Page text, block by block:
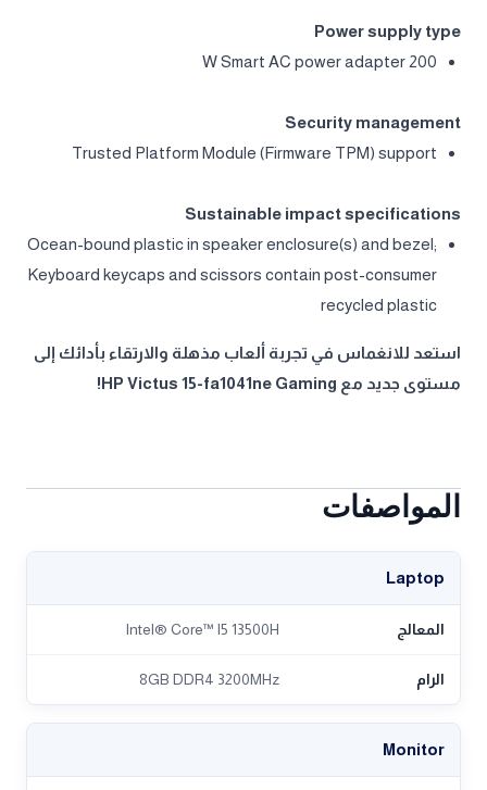
Power supply type
200 W Smart AC power adapter
Security management
Trusted Platform Module (Firmware TPM) support
Sustainable impact specifications
Ocean-bound plastic in speaker enclosure(s) and bezel;
Keyboard keycaps and scissors contain post-consumer
recycled plastic
استعد للانغماس في تجربة ألعاب مذهلة والارتقاء بأدائك إلى
مستوى جديد مع HP Victus 15-fa1041ne Gaming!
المواصفات
Laptop
المعالج Intel® Core™ I5 13500H
الرام 8GB DDR4 3200MHz
Monitor